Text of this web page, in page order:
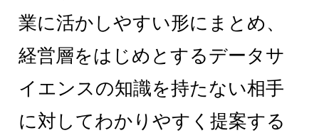
業に活かしやすい形にまとめ、
経営層をはじめとするデータサ
イエンスの知識を持たない相手
に対してわかりやすく提案する